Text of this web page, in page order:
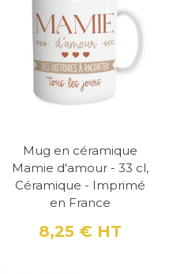
Mug en céramique
Mamie d'amour - 33 cl,
Céramique - Imprimé
en France
Prix
8,25 € HT